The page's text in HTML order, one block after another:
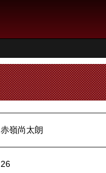
赤嶺尚太朗
26